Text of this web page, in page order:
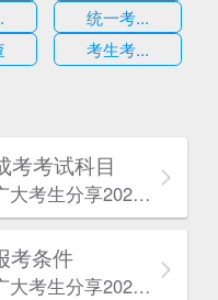
统一考...
考生考...
考考试科目
四川成人高考网​为广大考生分享2025年10月四川成考考试科目。为广大在职人员和社会人士提供学历提升的机会。更多四川成考考试信息，欢迎在线访问四川成人高考网。
考条件
四川成人高考网​为广大考生分享2025年‌‌‌‌四川成考报考条件。为广大在职人员和社会人士提供学历提升的机会。更多四川成考考试信息，欢迎在线访问四川成人高考网。